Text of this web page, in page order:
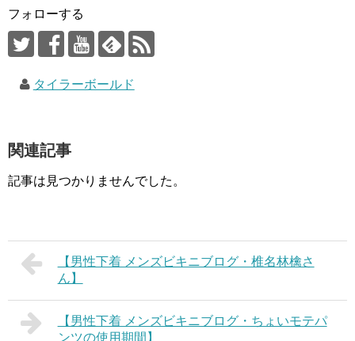
フォローする
タイラーボールド
関連記事
記事は見つかりませんでした。
【男性下着 メンズビキニブログ・椎名林檎さ
ん】
【男性下着 メンズビキニブログ・ちょいモテパ
ンツの使用期間】